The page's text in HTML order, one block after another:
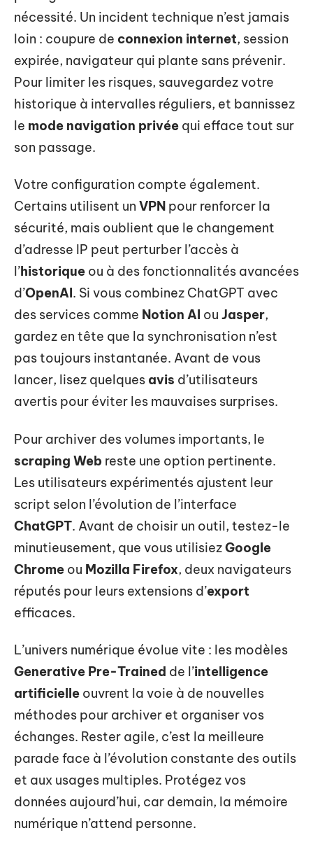
nécessité. Un incident technique n’est jamais
loin : coupure de connexion internet, session
expirée, navigateur qui plante sans prévenir.
Pour limiter les risques, sauvegardez votre
historique à intervalles réguliers, et bannissez
le mode navigation privée qui efface tout sur
son passage.
Votre configuration compte également.
Certains utilisent un VPN pour renforcer la
sécurité, mais oublient que le changement
d’adresse IP peut perturber l’accès à
l’historique ou à des fonctionnalités avancées
d’OpenAI. Si vous combinez ChatGPT avec
des services comme Notion AI ou Jasper,
gardez en tête que la synchronisation n’est
pas toujours instantanée. Avant de vous
lancer, lisez quelques avis d’utilisateurs
avertis pour éviter les mauvaises surprises.
Pour archiver des volumes importants, le
scraping Web reste une option pertinente.
Les utilisateurs expérimentés ajustent leur
script selon l’évolution de l’interface
ChatGPT. Avant de choisir un outil, testez-le
minutieusement, que vous utilisiezGoogle
Chrome ou Mozilla Firefox, deux navigateurs
réputés pour leurs extensions d’export
efficaces.
L’univers numérique évolue vite : les modèles
Generative Pre-Trained de l’intelligence
artificielle ouvrent la voie à de nouvelles
méthodes pour archiver et organiser vos
échanges. Rester agile, c’est la meilleure
parade face à l’évolution constante des outils
et aux usages multiples. Protégez vos
données aujourd’hui, car demain, la mémoire
numérique n’attend personne.